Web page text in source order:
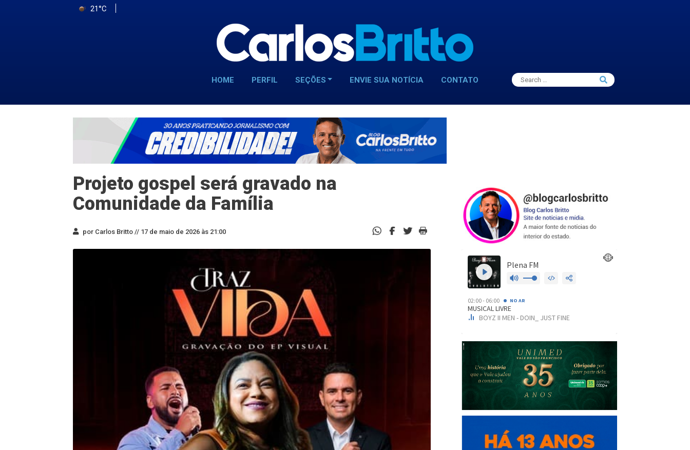
21°C
HOME PERFIL SEÇÕES ENVIE SUA NOTÍCIA CONTATO
Search
for:
Search
Projeto gospel será gravado na
Comunidade da Família
por Carlos Britto // 17 de maio de 2026 às 21:00